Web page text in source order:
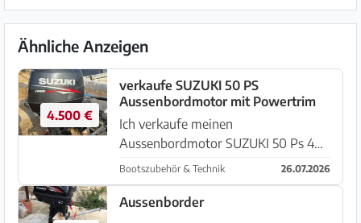
Ähnliche Anzeigen
4.500 €
verkaufe SUZUKI 50 PS
Aussenbordmotor mit Powertrim
Ich verkaufe meinen
Aussenbordmotor SUZUKI 50 Ps 4
Takter Aussenbordmotor. Der Motor
ist wie neu, 660 Stunden Laufzeit,
hat Powertrim, läuft ruhig, ist
Bootszubehör & Technik 26.07.2026
Aussenborder